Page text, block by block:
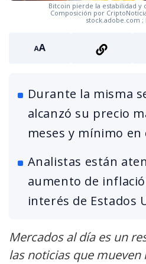
Bitcoin pierde la estabilidad y
Composición por
stock.adobe.com ;
Durante la misma
alcanzó su precio
meses y mínimo en
Analistas están
aumento de
interés de Estados
Mercados al día es un
las noticias que mueven